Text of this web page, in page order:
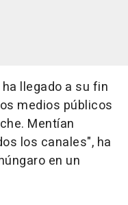
llegado a su fin
medios públicos
Mentían
los canales", ha
en un